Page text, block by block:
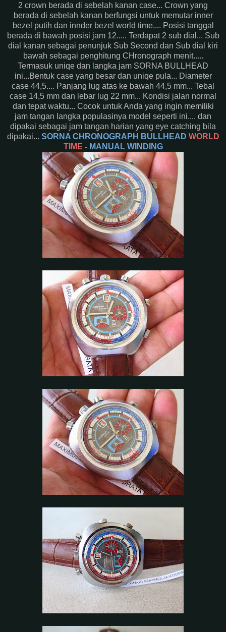
2 crown berada di sebelah kanan case... Crown yang
berada di sebelah kanan berfungsi untuk memutar inner
bezel putih dan innder bezel world time.... Posisi tanggal
berada di bawah posisi jam 12..... Terdapat 2 sub dial... Sub
dial kanan sebagai penunjuk Sub Second dan Sub dial kiri
bawah sebagai penghitung CHronograph menit.....
Termasuk uniqe dan langka jam SORNA BULLHEAD
ini...Bentuk case yang besar dan uniqe pula... Diameter
case 44,5.... Panjang lug atas ke bawah 44,5 mm... Tebal
case 14,5 mm dan lebar lug 22 mm... Kondisi jalan normal
dan tepat waktu... Cocok untuk Anda yang ingin memiliki
jam tangan langka populasinya model seperti ini.... dan
dipakai sebagai jam tangan harian yang eye catching bila
dipakai... SORNA CHRONOGRAPH BULLHEAD WORLD
TIME - MANUAL WINDING